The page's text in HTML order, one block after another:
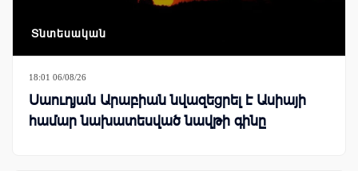
Տնտեսական
18:01 06/08/26
Սաուդյան Արաբիան նվազեցրել է Ասիայի
համար նախատեսված նավթի գինը